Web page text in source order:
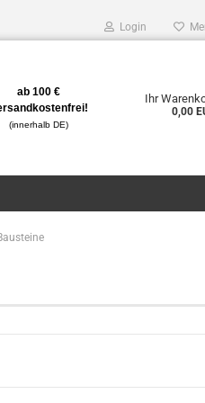
Login
ab 100 €
(innerhalb DE)
Ihr
0,00